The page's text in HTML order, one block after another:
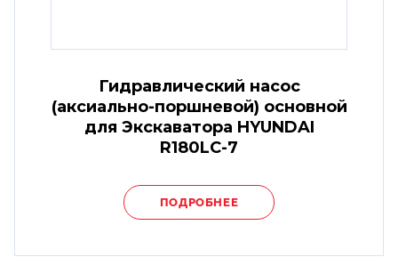
Гидравлический насос
(аксиально-поршневой) основной
для Экскаватора HYUNDAI
R180LC-7
ПОДРОБНЕЕ